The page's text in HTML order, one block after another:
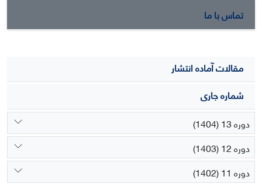
پتاسیم به شکل سولفات پتاسیم باعث افزایش معنی‌دار عملکرد
کلاله خشک نسبت به تیمار استفاده از کلرید پتاسیم شد.
تماس با ما
مقالات آماده انتشار
شماره جاری
دوره 13 (1404)
دوره 12 (1403)
دوره 11 (1402)